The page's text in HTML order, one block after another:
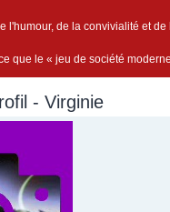
l'humour, de la convivialité et
que le « jeu de société
- Virginie